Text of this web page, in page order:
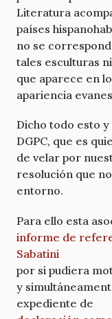
Literatura
países
no se
tales esculturas
que aparece en
apariencia
Dicho todo esto
DGPC, que es
de velar por
resolución que
entorno.
Para ello esta
informe de
Sabatini
por si pudiera
y
expediente de